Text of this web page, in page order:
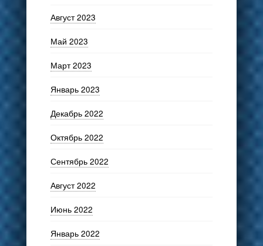
Август 2023
Май 2023
Март 2023
Январь 2023
Декабрь 2022
Октябрь 2022
Сентябрь 2022
Август 2022
Июнь 2022
Январь 2022